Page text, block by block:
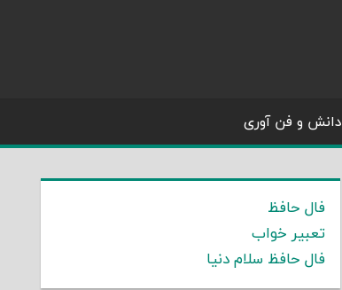
دانش و فن آوری
فال حافظ
تعبیر خواب
فال حافظ سلام دنیا